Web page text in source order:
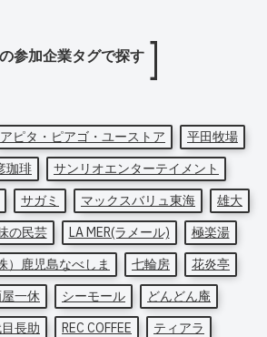
参加企業タグで探す
アピタ・ピアゴ・ユーストア
平田牧場
珈琲
サンリオエンターテイメント
サガミ マックスバリュ東海
雄大
の民芸 LA MER(ラメール)
極楽湯
）鹿児島なべしま 七輪房
花炎亭
一休 シーモール
どんどん庵
長助
REC COFFEE
ティアラ